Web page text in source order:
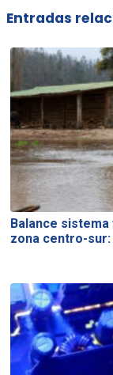
Entradas
Balance
zona centro-